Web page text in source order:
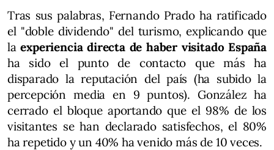
Tras sus palabras, Fernando Prado ha ratificado
el "doble dividendo" del turismo, explicando que
laexperiencia directa de haber visitado España
ha sido el punto de contacto que más ha
disparado la reputación del país (ha subido la
percepción media en 9 puntos). González ha
cerrado el bloque aportando que el 98% de los
visitantes se han declarado satisfechos, el 80%
ha repetido y un 40% ha venido más de 10 veces.